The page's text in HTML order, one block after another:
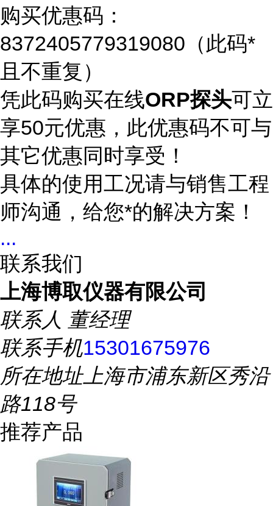
购买优惠码：
8372405779319080（此码*
且不重复）
凭此码购买在线ORP探头可立
享50元优惠，此优惠码不可与
其它优惠同时享受！
具体的使用工况请与销售工程
师沟通，给您*的解决方案！
...
联系我们
上海博取仪器有限公司
联系人 董经理
联系手机15301675976
所在地址上海市浦东新区秀沿
路118号
推荐产品